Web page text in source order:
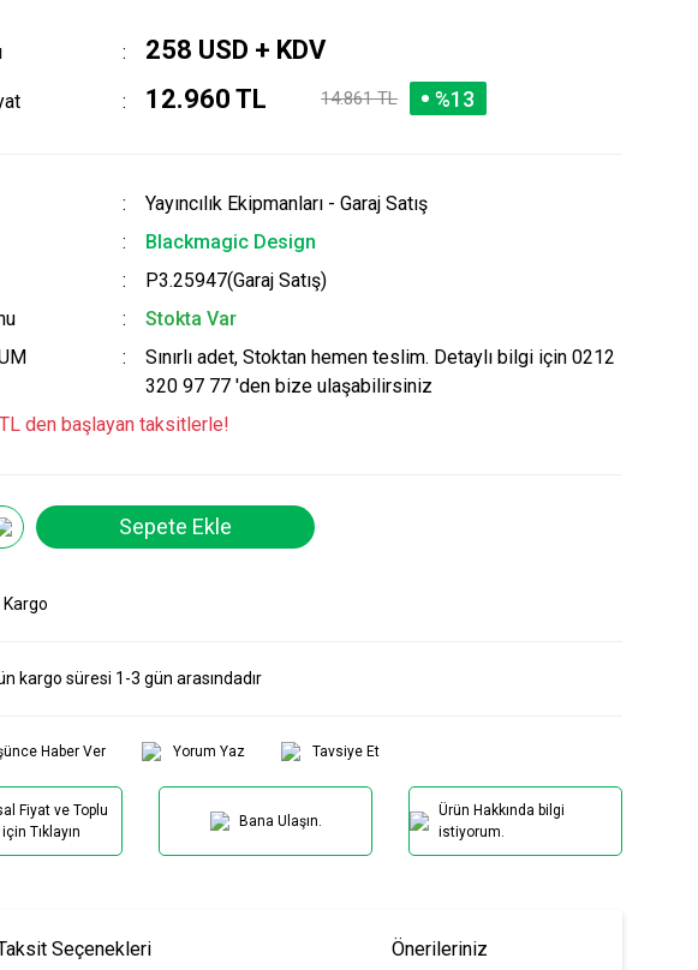
258 USD + KDV
12.960 TL 14.861 TL %13
Yayıncılık Ekipmanları - Garaj Satış
Blackmagic Design
P3.25947(Garaj Satış)
Stokta Var
Sınırlı adet, Stoktan hemen teslim. Detaylı bilgi için 0212
320 97 77 'den bize ulaşabilirsiniz
den başlayan taksitlerle!
Sepete Ekle
kargo süresi 1-3 gün arasındadır
Haber Ver Yorum Yaz Tavsiye Et
Fiyat ve Toplu
Tıklayın
Bana Ulaşın.
Ürün Hakkında bilgi
istiyorum.
Seçenekleri Önerileriniz